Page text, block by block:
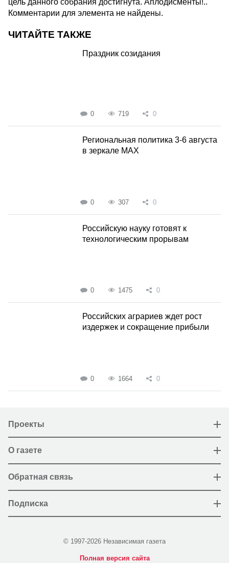
цель данного собрания достигнута. Аплодисменты!..
Комментарии для элемента не найдены.
ЧИТАЙТЕ ТАКЖЕ
Праздник созидания
0 719 0
Региональная политика 3-6 августа
в зеркале MAX
0 307 0
Российскую науку готовят к
технологическим прорывам
0 1475 0
Российских аграриев ждет рост
издержек и сокращение прибыли
0 1664 0
Проекты
О газете
Обратная связь
Подписка
© 1997-2026 Независимая газета
Полная версия сайта